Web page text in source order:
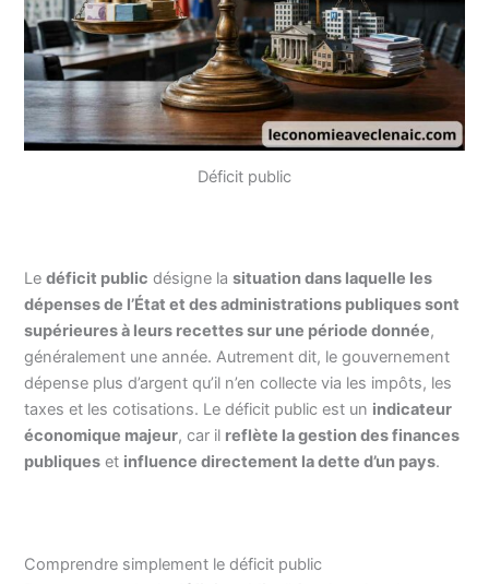
Déficit public
Ledéficit public désigne lasituation dans laquelle les
dépenses de l’État et des administrations publiques sont
supérieures à leurs recettes sur une période donnée,
généralement une année. Autrement dit, le gouvernement
dépense plus d’argent qu’il n’en collecte via les impôts, les
taxes et les cotisations. Le déficit public est un indicateur
économique majeur, car il reflète la gestion des finances
publiques et influence directement la dette d’un pays.
Comprendre simplement le déficit public